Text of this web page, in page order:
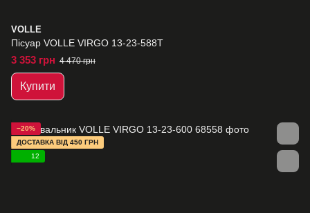
VOLLE
Пісуар VOLLE VIRGO 13-23-588T
3 353 грн 4 470 грн
Купити
−20%
ДОСТАВКА ВІД 450 ГРН
12